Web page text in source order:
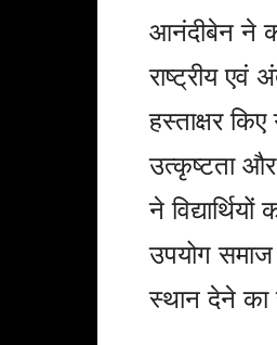
आनंदीबेन ने
राष्ट्रीय एवं
हस्ताक्षर
उत्कृष्टता
ने
उपयोग
स्थान देने का